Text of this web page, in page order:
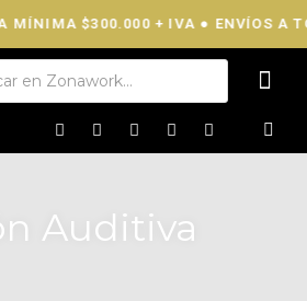
$300.000 + IVA ● ENVÍOS A
Auditiva